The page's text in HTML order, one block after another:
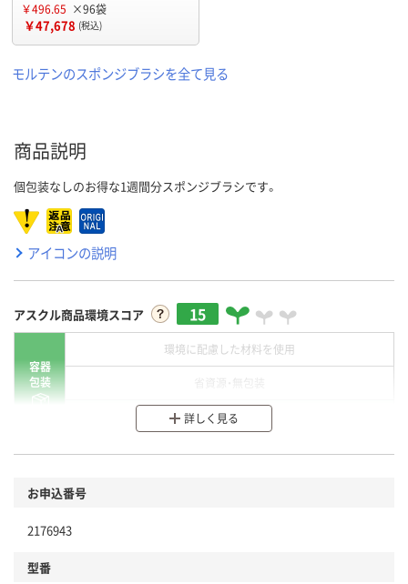
￥496.65 ×96袋
￥47,678 (税込)
モルテンのスポンジブラシを全て見る
商品説明
個包装なしのお得な1週間分スポンジブラシです。
アイコンの説明
アスクル商品環境スコア 15
容器
包装
環境に配慮した材料を使用
分別・リサイクルしやすい設計
本体
詳しく見る
お申込番号
2176943
型番